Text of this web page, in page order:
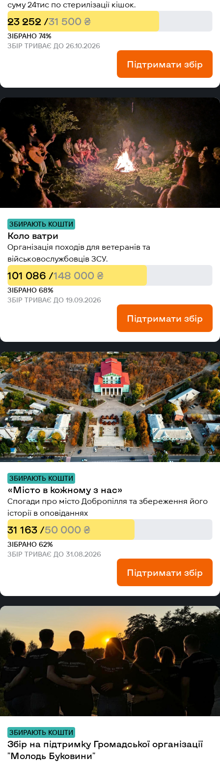
суму 24тис по стерилізації кішок.
23 252 /31 500 ₴
ЗІБРАНО 74%
ЗБІР ТРИВАЄ ДО 26.10.2026
Підтримати збір
ЗБИРАЮТЬ КОШТИ
Коло ватри
Організація походів для ветеранів та
військовослужбовців ЗСУ.
101 086 /148 000 ₴
ЗІБРАНО 68%
ЗБІР ТРИВАЄ ДО 19.09.2026
Підтримати збір
ЗБИРАЮТЬ КОШТИ
«Місто в кожному з нас»
Спогади про місто Добропілля та збереження його
історії в оповіданнях
31 163 /50 000 ₴
ЗІБРАНО 62%
ЗБІР ТРИВАЄ ДО 31.08.2026
Підтримати збір
ЗБИРАЮТЬ КОШТИ
Збір на підтримку Громадської організації
"Молодь Буковини"